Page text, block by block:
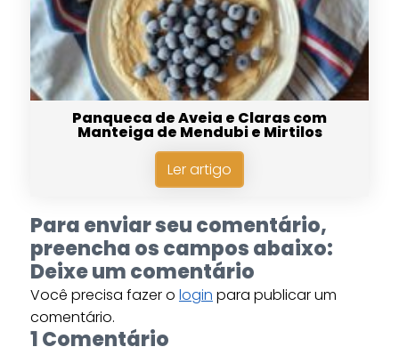
Panqueca de Aveia e Claras com
Manteiga de Mendubi e Mirtilos
Ler artigo
Para enviar seu comentário,
preencha os campos abaixo:
Deixe um comentário
Você precisa fazer o login para publicar um
comentário.
1 Comentário